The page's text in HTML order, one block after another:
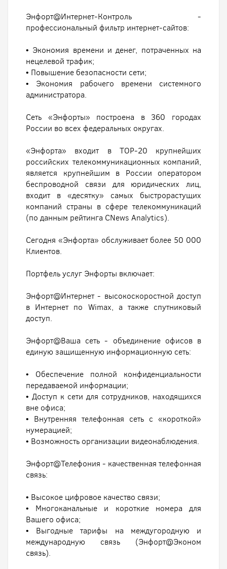
Энфорт@Интернет-Контроль -
профессиональный фильтр интернет-сайтов:
• Экономия времени и денег, потраченных на
нецелевой трафик;
• Повышение безопасности сети;
• Экономия рабочего времени системного
администратора.
Сеть «Энфорты» построена в 360 городах
России во всех федеральных округах.
«Энфорта» входит в ТОР-20 крупнейших
российских телекоммуникационных компаний,
является крупнейшим в России оператором
беспроводной связи для юридических лиц,
входит в «десятку» самых быстрорастущих
компаний страны в сфере телекоммуникаций
(по данным рейтинга CNews Analytics).
Сегодня «Энфорта» обслуживает более 50 000
Клиентов.
Портфель услуг Энфорты включает:
Энфорт@Интернет - высокоскоростной доступ
в Интернет по Wimax, а также спутниковый
доступ.
Энфорт@Ваша сеть - объединение офисов в
единую защищенную информационную сеть:
• Обеспечение полной конфиденциальности
передаваемой информации;
• Доступ к сети для сотрудников, находящихся
вне офиса;
• Внутренняя телефонная сеть с «короткой»
нумерацией;
• Возможность организации видеонаблюдения.
Энфорт@Телефония - качественная телефонная
связь:
• Высокое цифровое качество связи;
• Многоканальные и короткие номера для
Вашего офиса;
• Выгодные тарифы на междугородную и
международную связь (Энфорт@Эконом
связь).